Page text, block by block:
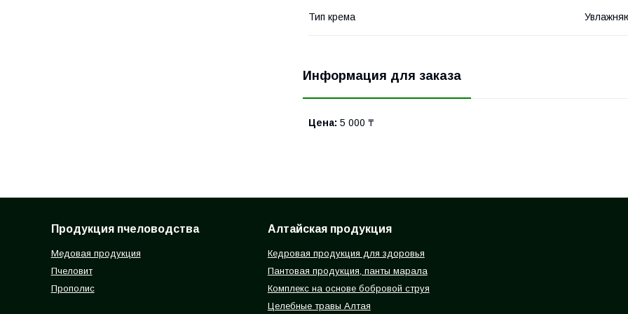
Тип крема
Информация для заказа
Цена: 5 000 ₸
Продукция пчеловодства
Медовая продукция
Пчеловит
Прополис
Алтайская продукция
Кедровая продукция для здоровья
Пантовая продукция, панты марала
Комплекс на основе бобровой струя
Целебные травы Алтая